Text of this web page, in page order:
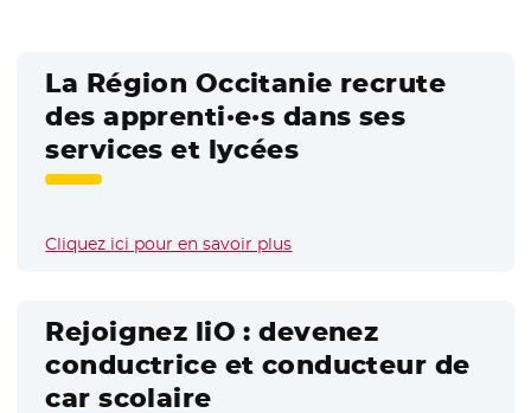
La Région Occitanie recrute
des apprenti·e·s dans ses
services et lycées
Cliquez ici pour en savoir plus
Rejoignez liO : devenez
conductrice et conducteur de
car scolaire